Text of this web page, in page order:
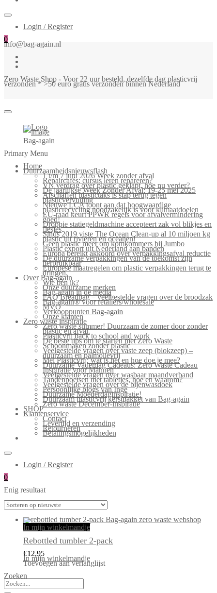
Login / Register
0
info@bag-again.nl
Zero Waste Shop - Voor 22 uur besteld, dezelfde dag plasticvrij
verzonden * >50 euro gratis verzonden binnen Nederland
Bag-again
Primary Menu
Home
Duurzaamheidsnieuwsflash
1 t/m 7 juni 2026 Week zonder afval
Repaircafés: cursus leren repareren?
VN verdrag over plastic geklapt, hoe nu verder?
De jaarlijkse Week Zonder Afval: 19-25 mei 2025
Afschaffen plastictaks is stap terug tegen
plasticvervuiling
Nieuwe LCA toont aan dat hoogwaardige
plasticrecycling noodzakelijk is voor klimaatdoelen
EU-raad keurt PPWR regels voor afvalvermindering
goed!
Droppie statiegeldmachine accepteert zak vol blikjes en
flesjes
Sinds 2019 viste The Ocean Clean-up al 10 miljoen kg
plastic uit rivieren en oceanen!
Geen plastic meer om komkommers bij Jumbo
Plastic export uit Nederland aan banden
Europa bereikt akkoord over verpakkingsafval reductie
De duurzame verpakkingen van de toekomst zijn
herbruikbaar
Europese maatregelen om plastic verpakkingen terug te
dringen.
Over Bag-again
Wie ben ik?
Onze duurzame merken
Bag-again in de media
FAQ Breadbag – veelgestelde vragen over de broodzak
Bag-again® voor retailers/wholesale
MVO
Verkooppunten Bag-again
Onze klanten
Zero waste inspiratie
Zero waste summer! Duurzaam de zomer door zonder
plastic en afval.
Plasticvrij back to school and work
De beste tips om te starten met Zero Waste
Schoonmaken zonder plastic
Veelgestelde vragen over vaste zeep (blokzeep) –
duurzaam en palmolievrij
Mei Plasticvrij: wat is het en hoe doe je mee?
Duurzame Vaderdag Cadeaus: Zero Waste Cadeau
Inspiratie voor Mannen
Veelgestelde vragen over wasbaar maandverband
Tandenpoetsen met tabletjes, hoe en waarom?
Veelgestelde vragen over de bijenwasdoek
Persoonlijke blogs van Inge
Duurzame Moederdaginspiratie!
Duurzaam plasticvrij kerstpakket van Bag-again
Zero waste December-inspiratie
SHOP
Klantenservice
Contact
Levertijd en verzending
Retourneren
Betalingsmogelijkheden
Login / Register
0
Enig resultaat
In mijn winkelmandje
Rebottled tumbler 2-pack
€12,95
In mijn winkelmandje
Toevoegen aan verlanglijst
Zoeken